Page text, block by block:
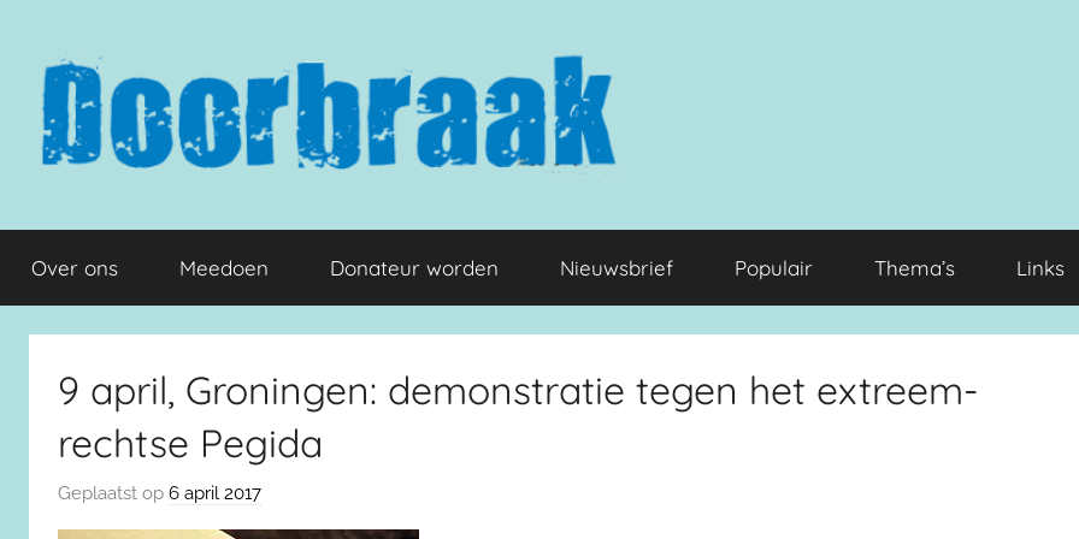
inhoud
springen
Doorbraak.eu
Over ons Meedoen Donateur worden Nieuwsbrief Populair Thema’s Links
9 april, Groningen: demonstratie tegen het extreem-
rechtse Pegida
Geplaatst op 6 april 2017